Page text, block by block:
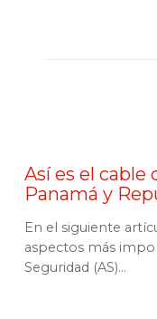
Así es el cable
Panamá y
En el siguiente
aspectos más
Seguridad (AS)...